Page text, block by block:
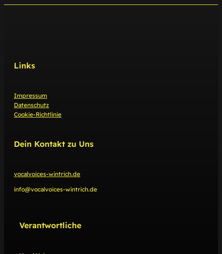
Links
Impressum
Datenschutz
Cookie-Richtlinie
Dein Kontakt zu Uns
vocalvoices-wintrich.de
info@vocalvoices-wintrich.de
Verantwortliche